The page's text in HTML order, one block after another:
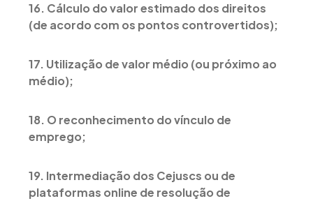
16. Cálculo do valor estimado dos direitos
(de acordo com os pontos controvertidos);
17. Utilização de valor médio (ou próximo ao
médio);
18. O reconhecimento do vínculo de
emprego;
19. Intermediação dos Cejuscs ou de
plataformas online de resolução de